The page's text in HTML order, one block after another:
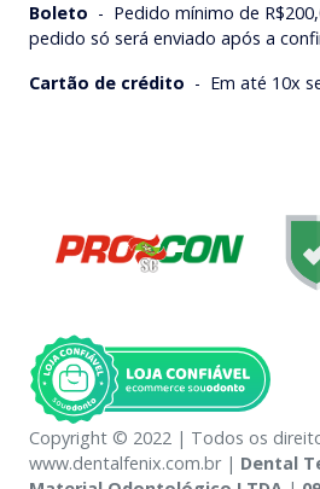
Boleto - Pedido mínimo de
pedido só será enviado após a
Cartão de crédito - Em até 10x
Copyright © 2022 | Todos os
www.dentalfenix.com.br | Dental